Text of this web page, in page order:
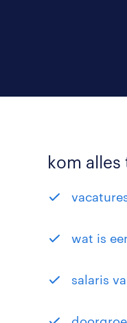
kom
wat is
salaris